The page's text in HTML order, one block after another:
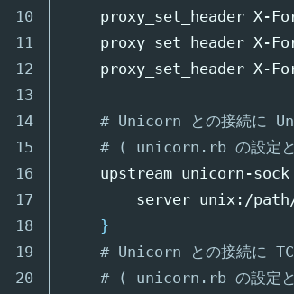
10
11
12
13
14
15
16
17
18
19
20
proxy_set_header X-
proxy_set_header X-
proxy_set_header
# Unicorn との接続に
# ( unicorn.rb の設定と
    upstream unicorn-sock
server unix:/
}
# Unicorn との接続に
# ( unicorn.rb の設定と